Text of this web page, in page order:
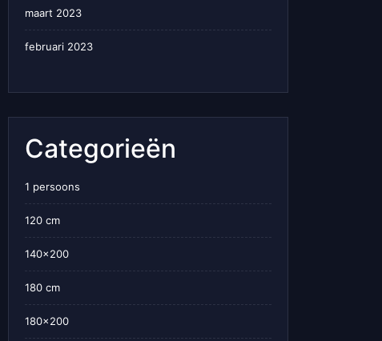
maart 2023
februari 2023
Categorieën
1 persoons
120 cm
140×200
180 cm
180×200